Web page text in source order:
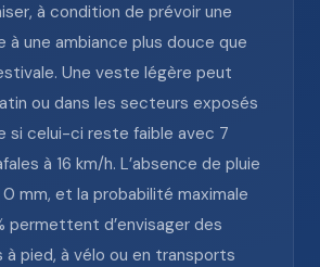
à condition de prévoir une
à une ambiance plus douce que
Une veste légère peut
ou dans les secteurs exposés
si celui-ci reste faible avec 7
à 16 km/h. L’absence de pluie
mm, et la probabilité maximale
permettent d’envisager des
pied, à vélo ou en transports